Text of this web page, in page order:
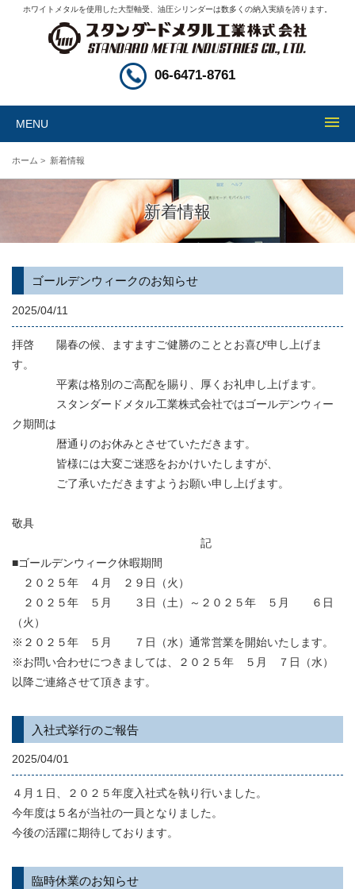
ホワイトメタルを使用した大型軸受、油圧シリンダーは数多くの納入実績を誇ります。
06-6471-8761
MENU
ホーム > 新着情報
新着情報
ゴールデンウィークのお知らせ
2025/04/11
拝啓 陽春の候、ますますご健勝のこととお喜び申し上げま
す。
平素は格別のご高配を賜り、厚くお礼申し上げます。
スタンダードメタル工業株式会社ではゴールデンウィー
ク期間は
暦通りのお休みとさせていただきます。
皆様には大変ご迷惑をおかけいたしますが、
ご了承いただきますようお願い申し上げます。
敬具
記
■ゴールデンウィーク休暇期間
２０２５年 ４月 ２９日（火）
２０２５年 ５月 ３日（土）～２０２５年 ５月 ６日
（火）
※２０２５年 ５月 ７日（水）通常営業を開始いたします。
※お問い合わせにつきましては、２０２５年 ５月 ７日（水）
以降ご連絡させて頂きます。
入社式挙行のご報告
2025/04/01
４月１日、２０２５年度入社式を執り行いました。
今年度は５名が当社の一員となりました。
今後の活躍に期待しております。
臨時休業のお知らせ